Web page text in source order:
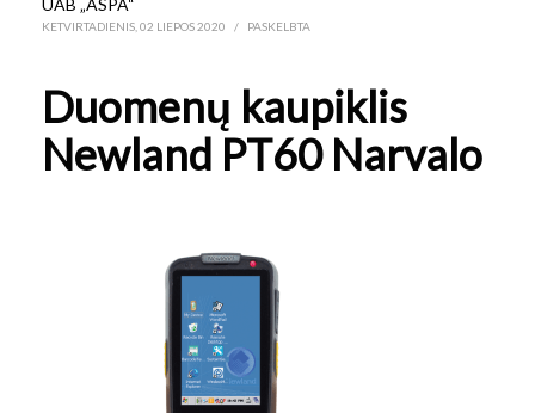
KETVIRTADIENIS, 02 LIEPOS 2020 / PASKELBTA
Duomenų kaupiklis
Newland PT60 Narvalo